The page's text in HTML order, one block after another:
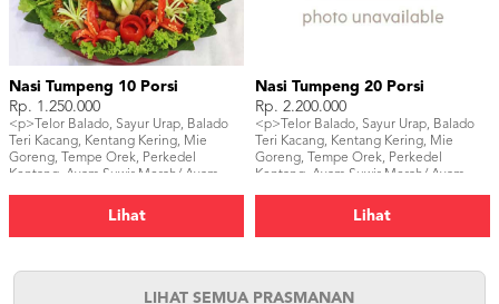
Nasi Tumpeng 10 Porsi
Rp. 1.250.000
<p>Telor Balado, Sayur Urap, Balado
Teri Kacang, Kentang Kering, Mie
Goreng, Tempe Orek, Perkedel
Kentang, Ayam Suwir Merah/ Ayam
Lihat
Nasi Tumpeng 20 Porsi
Rp. 2.200.000
<p>Telor Balado, Sayur Urap, Balado
Teri Kacang, Kentang Kering, Mie
Goreng, Tempe Orek, Perkedel
Kentang, Ayam Suwir Merah/ Ayam
Asin, Tahu Bacem, Kerupuk</p>
Lihat
LIHAT SEMUA PRASMANAN